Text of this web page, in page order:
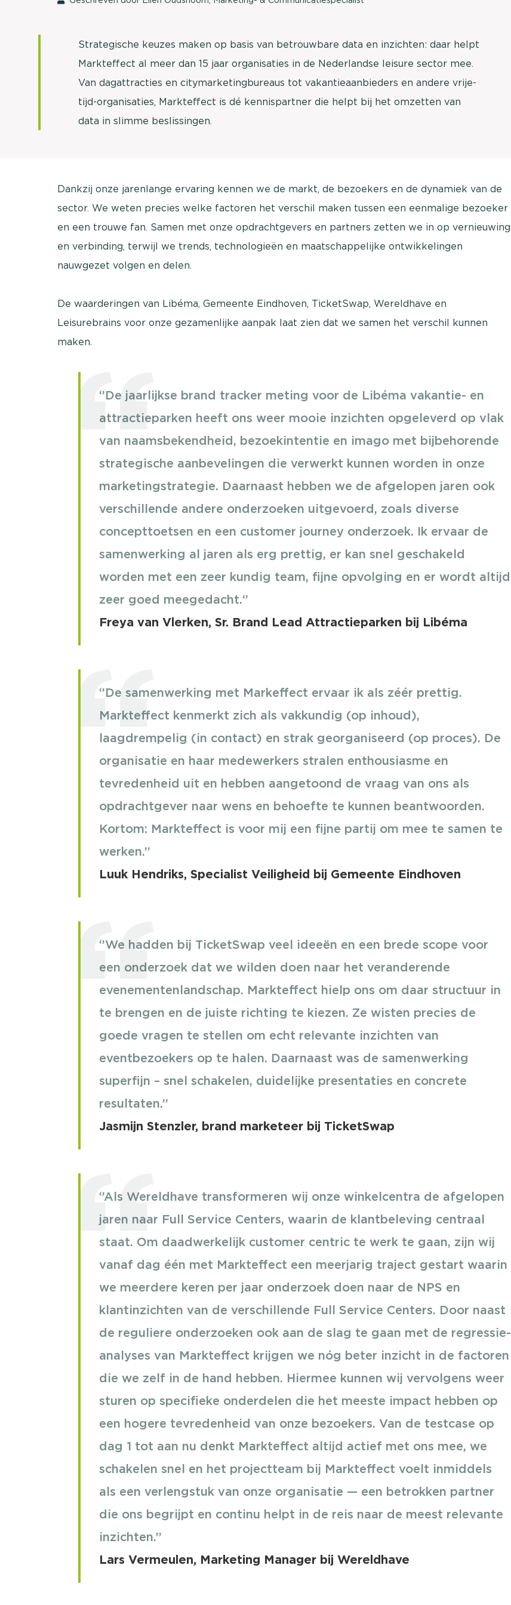
Strategische keuzes maken op basis van betrouwbare data en inzichten: daar helpt
Markteffect al meer dan 15 jaar organisaties in de Nederlandse leisure sector mee.
Van dagattracties en citymarketingbureaus tot vakantieaanbieders en andere vrije-
tijd-organisaties, Markteffect is dé kennispartner die helpt bij het omzetten van
data in slimme beslissingen.
Dankzij onze jarenlange ervaring kennen we de markt, de bezoekers en de dynamiek van de
sector. We weten precies welke factoren het verschil maken tussen een eenmalige bezoeker
en een trouwe fan. Samen met onze opdrachtgevers en partners zetten we in op vernieuwing
en verbinding, terwijl we trends, technologieën en maatschappelijke ontwikkelingen
nauwgezet volgen en delen.
De waarderingen van Libéma, Gemeente Eindhoven, TicketSwap, Wereldhave en
Leisurebrains voor onze gezamenlijke aanpak laat zien dat we samen het verschil kunnen
maken.
‘’De jaarlijkse brand tracker meting voor de Libéma vakantie- en
attractieparken heeft ons weer mooie inzichten opgeleverd op vlak
van naamsbekendheid, bezoekintentie en imago met bijbehorende
strategische aanbevelingen die verwerkt kunnen worden in onze
marketingstrategie. Daarnaast hebben we de afgelopen jaren ook
verschillende andere onderzoeken uitgevoerd, zoals diverse
concepttoetsen en een customer journey onderzoek. Ik ervaar de
samenwerking al jaren als erg prettig, er kan snel geschakeld
worden met een zeer kundig team, fijne opvolging en er wordt altijd
zeer goed meegedacht.‘’
Freya van Vlerken, Sr. Brand Lead Attractieparken bij Libéma
‘’De samenwerking met Markeffect ervaar ik als zéér prettig.
Markteffect kenmerkt zich als vakkundig (op inhoud),
laagdrempelig (in contact) en strak georganiseerd (op proces). De
organisatie en haar medewerkers stralen enthousiasme en
tevredenheid uit en hebben aangetoond de vraag van ons als
opdrachtgever naar wens en behoefte te kunnen beantwoorden.
Kortom: Markteffect is voor mij een fijne partij om mee te samen te
werken.’’
Luuk Hendriks, Specialist Veiligheid bij Gemeente Eindhoven
‘’We hadden bij TicketSwap veel ideeën en een brede scope voor
een onderzoek dat we wilden doen naar het veranderende
evenementenlandschap. Markteffect hielp ons om daar structuur in
te brengen en de juiste richting te kiezen. Ze wisten precies de
goede vragen te stellen om echt relevante inzichten van
eventbezoekers op te halen. Daarnaast was de samenwerking
superfijn – snel schakelen, duidelijke presentaties en concrete
resultaten.’’
Jasmijn Stenzler, brand marketeer bij TicketSwap
‘’Als Wereldhave transformeren wij onze winkelcentra de afgelopen
jaren naar Full Service Centers, waarin de klantbeleving centraal
staat. Om daadwerkelijk customer centric te werk te gaan, zijn wij
vanaf dag één met Markteffect een meerjarig traject gestart waarin
we meerdere keren per jaar onderzoek doen naar de NPS en
klantinzichten van de verschillende Full Service Centers. Door naast
de reguliere onderzoeken ook aan de slag te gaan met de regressie-
analyses van Markteffect krijgen we nóg beter inzicht in de factoren
die we zelf in de hand hebben. Hiermee kunnen wij vervolgens weer
sturen op specifieke onderdelen die het meeste impact hebben op
een hogere tevredenheid van onze bezoekers. Van de testcase op
dag 1 tot aan nu denkt Markteffect altijd actief met ons mee, we
schakelen snel en het projectteam bij Markteffect voelt inmiddels
als een verlengstuk van onze organisatie — een betrokken partner
die ons begrijpt en continu helpt in de reis naar de meest relevante
inzichten.’’
Lars Vermeulen, Marketing Manager bij Wereldhave